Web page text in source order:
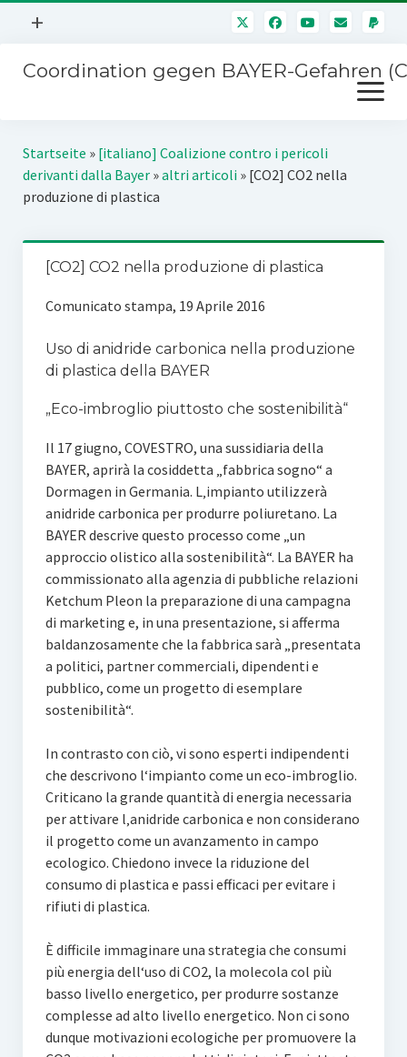
Menü
+
Mitmachen
Über uns
Kontakt
Impressum
Störfälle
Coordination gegen BAYER-Gefahren
Menü
öffnen
Kampagnen
Jahrestagung
SPENDEN
Startseite » [italiano] Coalizione contro i pericoli
derivanti dalla Bayer»altri articoli » [CO2] CO2 nella
produzione di plastica
[CO2] CO2 nella produzione di plastica
Comunicato stampa, 19 Aprile 2016
Uso di anidride carbonica nella produzione
di plastica della BAYER
„Eco-imbroglio piuttosto che sostenibilità“
Il 17 giugno, COVESTRO, una sussidiaria della
BAYER, aprirà la cosiddetta „fabbrica sogno“ a
Dormagen in Germania. L‚impianto utilizzerà
anidride carbonica per produrre poliuretano. La
BAYER descrive questo processo come „un
approccio olistico alla sostenibilità“. La BAYER ha
commissionato alla agenzia di pubbliche relazioni
Ketchum Pleon la preparazione di una campagna
di marketing e, in una presentazione, si afferma
baldanzosamente che la fabbrica sarà „presentata
a politici, partner commerciali, dipendenti e
pubblico, come un progetto di esemplare
sostenibilità“.
In contrasto con ciò, vi sono esperti indipendenti
che descrivono l‘impianto come un eco-imbroglio.
Criticano la grande quantità di energia necessaria
per attivare l‚anidride carbonica e non considerano
il progetto come un avanzamento in campo
ecologico. Chiedono invece la riduzione del
consumo di plastica e passi efficaci per evitare i
rifiuti di plastica.
È difficile immaginare una strategia che consumi
più energia dell‘uso di CO2, la molecola col più
basso livello energetico, per produrre sostanze
complesse ad alto livello energetico. Non ci sono
dunque motivazioni ecologiche per promuovere la